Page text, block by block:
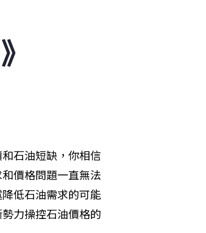
石油短缺，你相信
價格問題一直無法
低石油需求的可能
力操控石油價格的